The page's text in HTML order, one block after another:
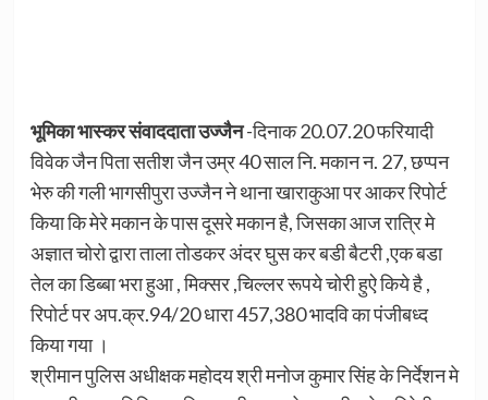
भूमिका भास्कर संवाददाता उज्जैन-दिनाक 20.07.20 फरियादी
विवेक जैन पिता सतीश जैन उम्र 40 साल नि. मकान न. 27, छप्पन
भेरु की गली भागसीपुरा उज्जैन ने थाना खाराकुआ पर आकर रिपोर्ट
किया कि मेरे मकान के पास दूसरे मकान है, जिसका आज रात्रि मे
अज्ञात चोरो द्वारा ताला तोडकर अंदर घुस कर बडी बैटरी ,एक बडा
तेल का डिब्बा भरा हुआ , मिक्सर ,चिल्लर रूपये चोरी हुऐ किये है ,
रिपोर्ट पर अप.क्र.94/20 धारा 457,380 भादवि का पंजीबध्द
किया गया ।
श्रीमान पुलिस अधीक्षक महोदय श्री मनोज कुमार सिंह के निर्देशन मे